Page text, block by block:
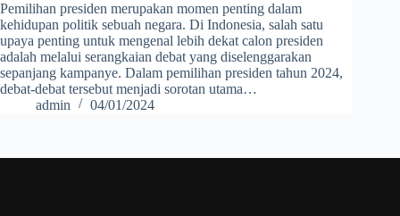
Pemilihan presiden merupakan momen penting dalam
kehidupan politik sebuah negara. Di Indonesia, salah satu
upaya penting untuk mengenal lebih dekat calon presiden
adalah melalui serangkaian debat yang diselenggarakan
sepanjang kampanye. Dalam pemilihan presiden tahun 2024,
debat-debat tersebut menjadi sorotan utama…
admin
04/01/2024